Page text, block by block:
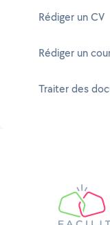
Rédiger un CV
Rédiger un
Traiter des